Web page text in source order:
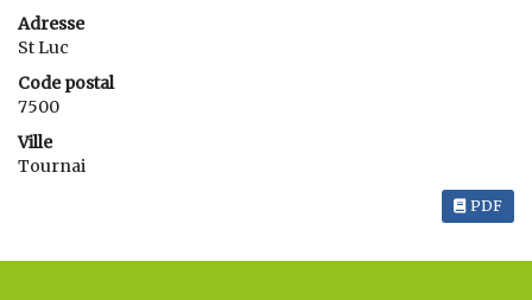
Adresse
St Luc
Code postal
7500
Ville
Tournai
PDF